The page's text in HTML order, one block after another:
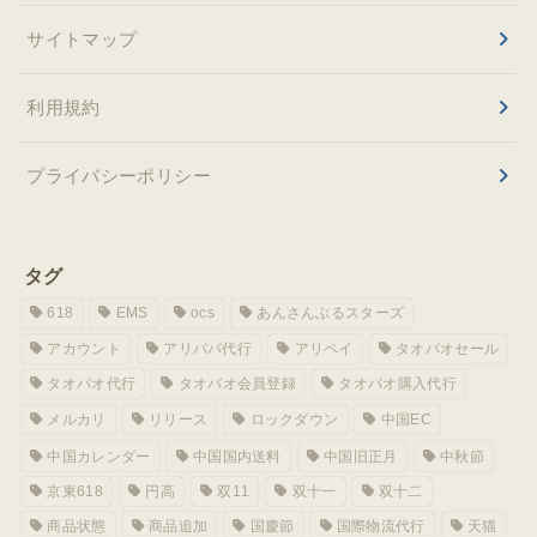
サイトマップ
利用規約
プライバシーポリシー
タグ
618 EMS ocs あんさんぶるスターズ
アカウント アリババ代行 アリペイ タオバオセール
タオバオ代行 タオバオ会員登録 タオバオ購入代行
メルカリ リリース ロックダウン 中国EC
中国カレンダー 中国国内送料 中国旧正月 中秋節
京東618 円高 双11 双十一 双十二
商品状態 商品追加 国慶節 国際物流代行 天猫